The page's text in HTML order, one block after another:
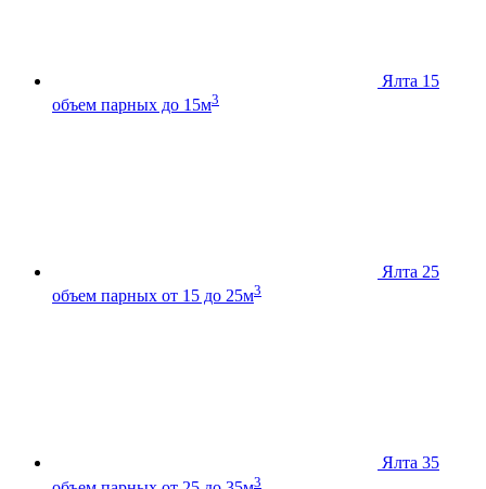
Ялта 15
объем парных до 15м3
Ялта 25
объем парных от 15 до 25м3
Ялта 35
3